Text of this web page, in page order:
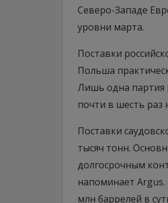
Северо-Западе
уровни марта.
Поставки
Польша
Лишь одна партия
почти в шесть раз
Поставки
тысяч тонн.
долгосрочным
напоминает Argus.
млн баррелей в